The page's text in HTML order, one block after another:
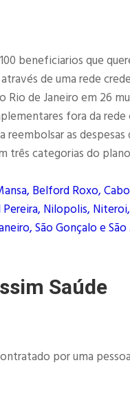
beneficiarios que
de uma rede
de Janeiro em 26
fora da
as
três categorias do
Belford Roxo,
Nilopolis,
São Gonçalo e
Saúde
por uma